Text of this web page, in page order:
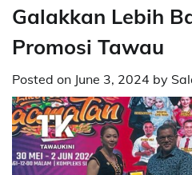
Galakkan Lebih
Promosi Tawau
Posted on June 3, 2024 by